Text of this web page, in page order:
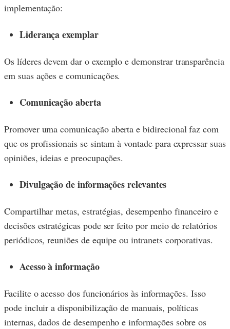
implementação:
Liderança exemplar
Os líderes devem dar o exemplo e demonstrar transparência
em suas ações e comunicações.
Comunicação aberta
Promover uma comunicação aberta e bidirecional faz com
que os profissionais se sintam à vontade para expressar suas
opiniões, ideias e preocupações.
Divulgação de informações relevantes
Compartilhar metas, estratégias, desempenho financeiro e
decisões estratégicas pode ser feito por meio de relatórios
periódicos, reuniões de equipe ou intranets corporativas.
Acesso à informação
Facilite o acesso dos funcionários às informações. Isso
pode incluir a disponibilização de manuais, políticas
internas, dados de desempenho e informações sobre os